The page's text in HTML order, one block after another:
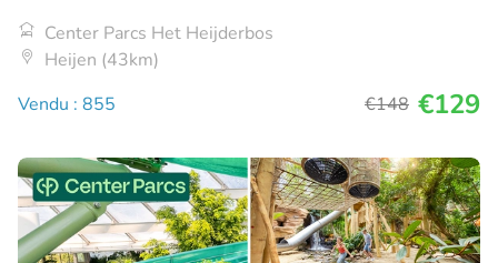
Center Parcs Het Heijderbos
Heijen (43km)
Vendu : 855
€148 €129